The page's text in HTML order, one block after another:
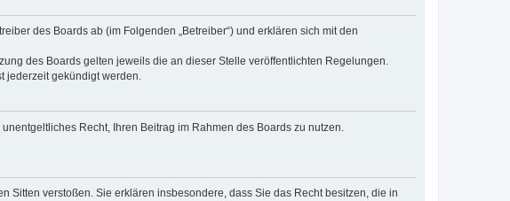
des Boards ab (im Folgenden „Betreiber“) und erklären sich mit den
des Boards gelten jeweils die an dieser Stelle veröffentlichten Regelungen.
jederzeit gekündigt werden.
Recht, Ihren Beitrag im Rahmen des Boards zu nutzen.
Sitten verstoßen. Sie erklären insbesondere, dass Sie das Recht besitzen, die in